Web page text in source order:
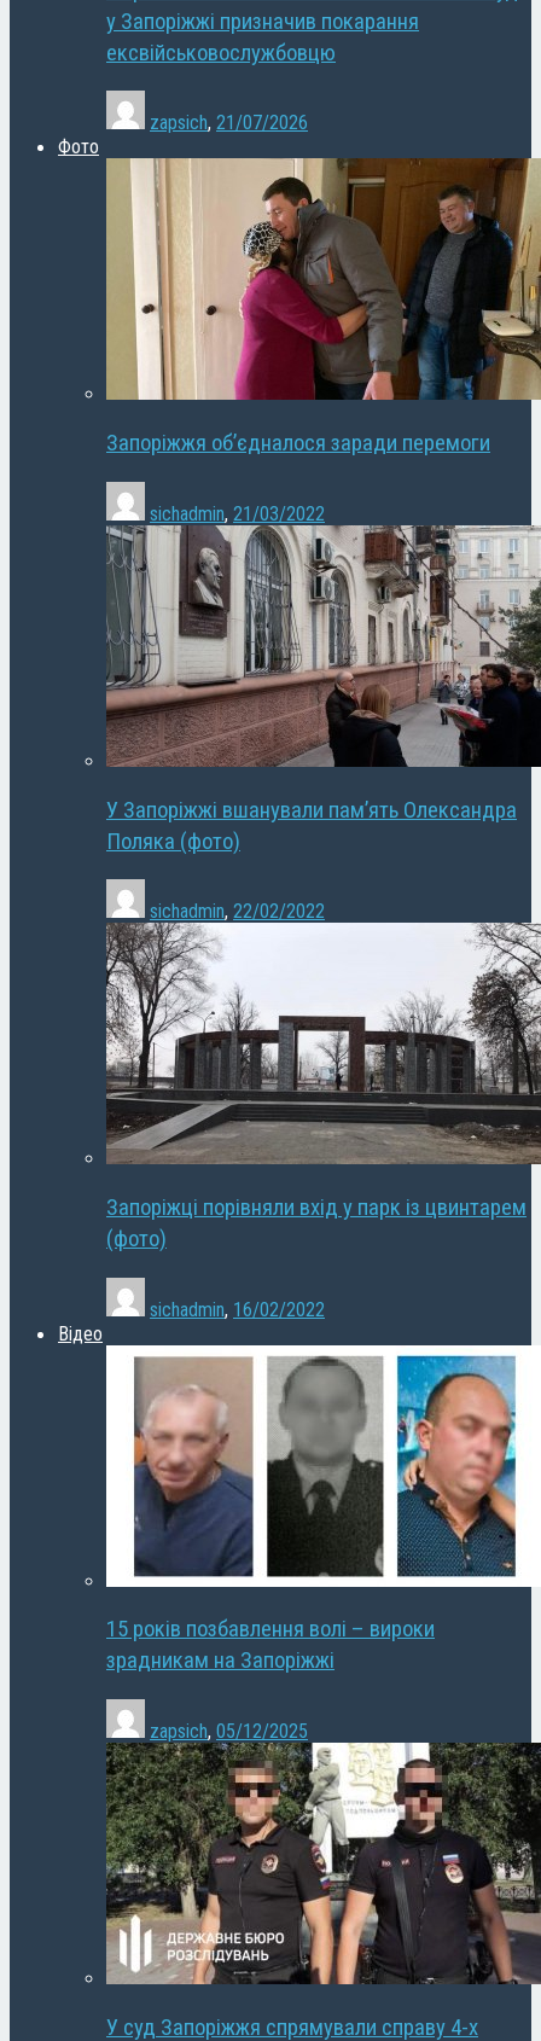
у Запоріжжі призначив покарання
ексвійськовослужбовцю
zapsich, 21/07/2026
Фото
Запоріжжя об’єдналося заради перемоги
sichadmin, 21/03/2022
У Запоріжжі вшанували пам’ять Олександра
Поляка (фото)
sichadmin, 22/02/2022
Запоріжці порівняли вхід у парк із цвинтарем
(фото)
sichadmin, 16/02/2022
Відео
15 років позбавлення волі – вироки
зрадникам на Запоріжжі
zapsich, 05/12/2025
У суд Запоріжжя спрямували справу 4-х